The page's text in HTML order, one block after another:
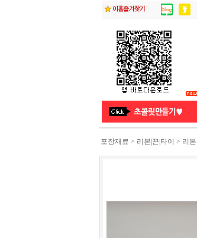
포장재료 > 리본|끈|타이 > 리본